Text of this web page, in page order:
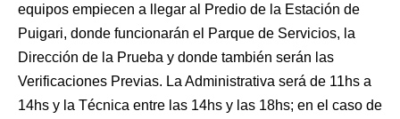
equipos empiecen a llegar al Predio de la Estación de
Puigari, donde funcionarán el Parque de Servicios, la
Dirección de la Prueba y donde también serán las
Verificaciones Previas. La Administrativa será de 11hs a
14hs y la Técnica entre las 14hs y las 18hs; en el caso de